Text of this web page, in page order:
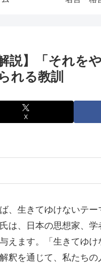
解説】「それ
れる教訓
X
ば、生きてゆけないテ
は、日本の思想家、
えます。「生きてゆ
釈を通じて、私たち